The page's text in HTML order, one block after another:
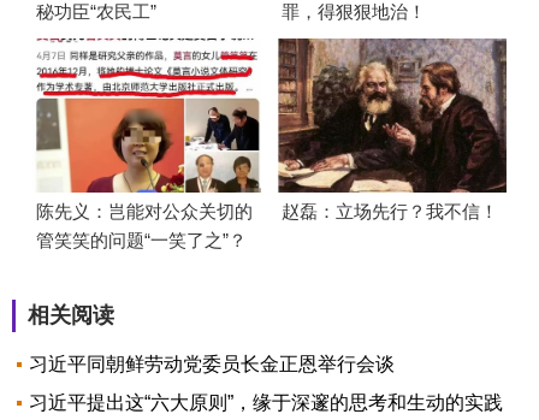
秘功臣“农民工”
罪，得狠狠地治！
陈先义：岂能对公众关切的
管笑笑的问题“一笑了之”？
赵磊：立场先行？我不信！
相关阅读
习近平同朝鲜劳动党委员长金正恩举行会谈
习近平提出这“六大原则”，缘于深邃的思考和生动的实践